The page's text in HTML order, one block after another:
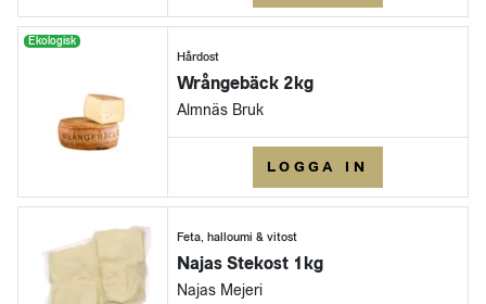
Ekologisk
Hårdost
Wrångebäck 2kg
Almnäs Bruk
LOGGA IN
Feta, halloumi & vitost
Najas Stekost 1kg
Najas Mejeri